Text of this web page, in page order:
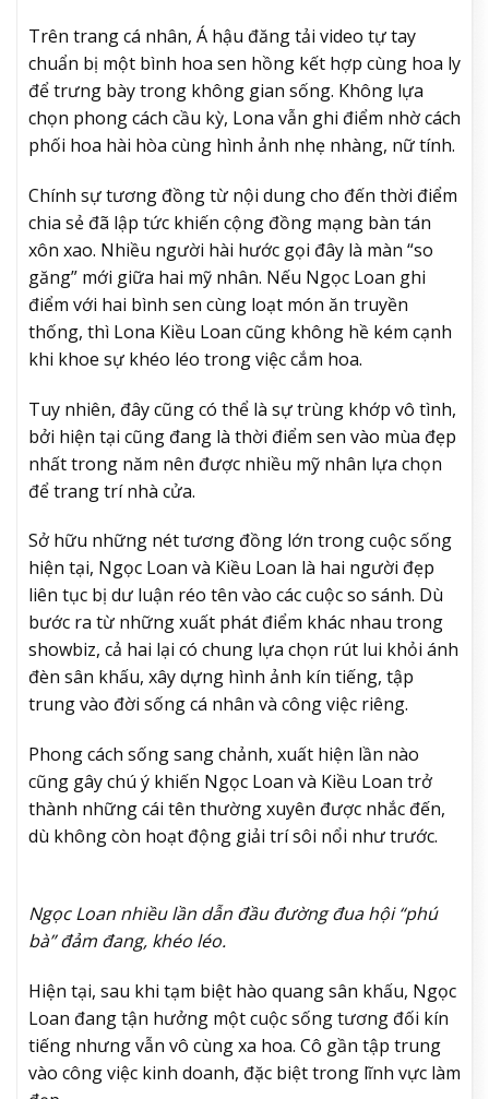
Trên trang cá nhân, Á hậu đăng tải video tự tay
chuẩn bị một bình hoa sen hồng kết hợp cùng hoa ly
để trưng bày trong không gian sống. Không lựa
chọn phong cách cầu kỳ, Lona vẫn ghi điểm nhờ cách
phối hoa hài hòa cùng hình ảnh nhẹ nhàng, nữ tính.
Chính sự tương đồng từ nội dung cho đến thời điểm
chia sẻ đã lập tức khiến cộng đồng mạng bàn tán
xôn xao. Nhiều người hài hước gọi đây là màn “so
găng” mới giữa hai mỹ nhân. Nếu Ngọc Loan ghi
điểm với hai bình sen cùng loạt món ăn truyền
thống, thì Lona Kiều Loan cũng không hề kém cạnh
khi khoe sự khéo léo trong việc cắm hoa.
Tuy nhiên, đây cũng có thể là sự trùng khớp vô tình,
bởi hiện tại cũng đang là thời điểm sen vào mùa đẹp
nhất trong năm nên được nhiều mỹ nhân lựa chọn
để trang trí nhà cửa.
Sở hữu những nét tương đồng lớn trong cuộc sống
hiện tại, Ngọc Loan và Kiều Loan là hai người đẹp
liên tục bị dư luận réo tên vào các cuộc so sánh. Dù
bước ra từ những xuất phát điểm khác nhau trong
showbiz, cả hai lại có chung lựa chọn rút lui khỏi ánh
đèn sân khấu, xây dựng hình ảnh kín tiếng, tập
trung vào đời sống cá nhân và công việc riêng.
Phong cách sống sang chảnh, xuất hiện lần nào
cũng gây chú ý khiến Ngọc Loan và Kiều Loan trở
thành những cái tên thường xuyên được nhắc đến,
dù không còn hoạt động giải trí sôi nổi như trước.
Ngọc Loan nhiều lần dẫn đầu đường đua hội “phú
bà” đảm đang, khéo léo.
Hiện tại, sau khi tạm biệt hào quang sân khấu, Ngọc
Loan đang tận hưởng một cuộc sống tương đối kín
tiếng nhưng vẫn vô cùng xa hoa. Cô gần tập trung
vào công việc kinh doanh, đặc biệt trong lĩnh vực làm